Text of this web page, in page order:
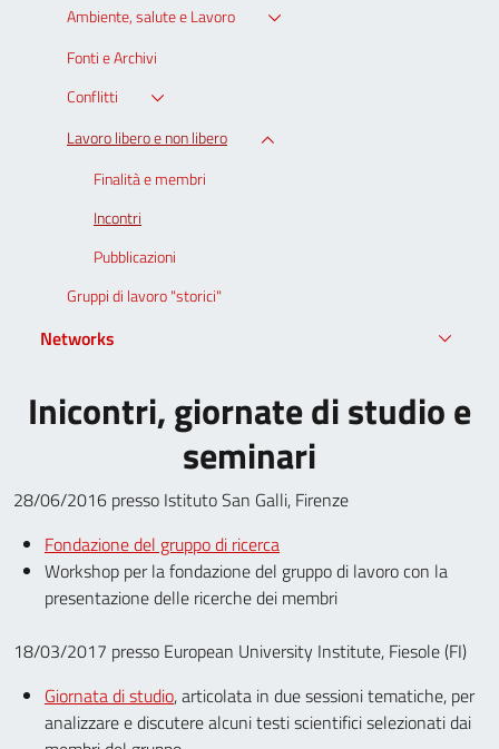
Inicontri, giornate di studio e
seminari
28/06/2016 presso Istituto San Galli, Firenze
Fondazione del gruppo di ricerca
Workshop per la fondazione del gruppo di lavoro con la
presentazione delle ricerche dei membri
18/03/2017 presso European University Institute, Fiesole (FI)
Giornata di studio, articolata in due sessioni tematiche, per
analizzare e discutere alcuni testi scientifici selezionati dai
Ambiente, salute e Lavoro
Fonti e Archivi
Conflitti
Lavoro libero e non libero
Finalità e membri
Incontri
Pubblicazioni
Gruppi di lavoro "storici"
Networks